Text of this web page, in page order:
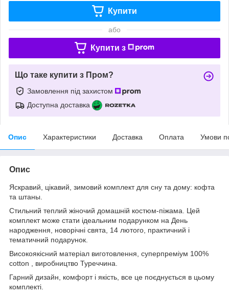
Купити
або
Купити з
Що таке купити з Пром?
Замовлення під захистом
Доступна доставка
Опис Характеристики Доставка Оплата Умови
Опис
Яскравий, цікавий, зимовий комплект для сну та дому: кофта
та штаны.
Стильний теплий жіночий домашній костюм-піжама. Цей
комплект може стати ідеальним подарунком на День
народження, новорічні свята, 14 лютого, практичний і
тематичний подарунок.
Високоякісний матеріал виготовлення, суперпреміум 100%
cotton , виробництво Туреччина.
Гарний дизайн, комфорт і якість, все це поєднується в цьому
комплекті.